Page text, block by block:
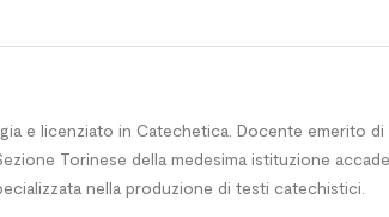
e licenziato in Catechetica. Docente emerito
Torinese della medesima istituzione
nella produzione di testi catechistici.